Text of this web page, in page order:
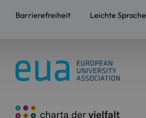
Barrierefreiheit Leichte Sprache